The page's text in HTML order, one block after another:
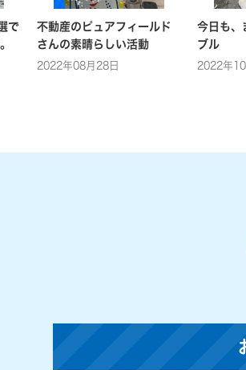
で
不動産のピュアフィールド
さんの素晴らしい活動
2022年08月28日
今日も、
ブル
2022年